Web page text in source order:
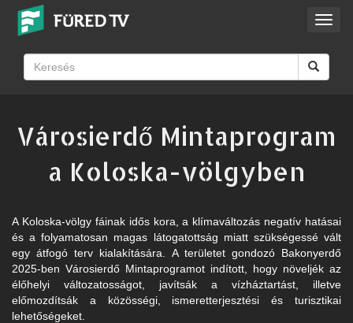
Városierdő Mintaprogram
a Koloska-völgyben
A Koloska-völgy fáinak idős kora, a klímaváltozás negatív hatásai
és a folyamatosan magas látogatottság miatt szükségessé vált
egy átfogó terv kialakítására. A területet gondozó Bakonyerdő
2025-ben Városierdő Mintaprogramot indított, hogy növeljék az
élőhelyi változatosságot, javítsák a vízháztartást, illetve
előmozdítsák a közösségi, ismeretterjesztési és turisztikai
lehetőségeket.